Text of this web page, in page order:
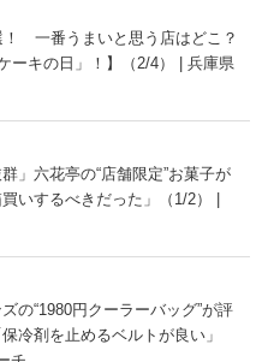
一番うまいと思う店はどこ？
ーキの日」！】（2/4） | 兵庫県
」六花亭の“店舗限定”お菓子が
いするべきだった」（1/2） |
の“1980円クーラーバッグ”が評
冷剤を止めるベルトが良い」